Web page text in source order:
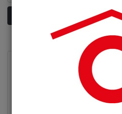
Montrer les catégories